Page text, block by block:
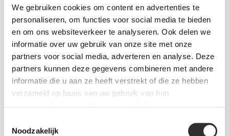
We gebruiken cookies om content en advertenties te
personaliseren, om functies voor social media te bieden
en om ons websiteverkeer te analyseren. Ook delen we
informatie over uw gebruik van onze site met onze
partners voor social media, adverteren en analyse. Deze
partners kunnen deze gegevens combineren met andere
informatie die u aan ze heeft verstrekt of die ze hebben
verzameld op basis van uw gebruik van hun
Noodzakelijk
Watches
Jewellery
Wedding rings
PRE-OWNED
Maatwerk